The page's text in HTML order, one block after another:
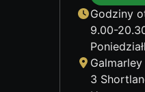
Godziny
9.00-
3